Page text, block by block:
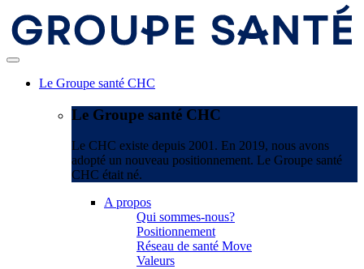
Le Groupe santé CHC
Le Groupe santé CHC
Le CHC existe depuis 2001. En 2019, nous avons
adopté un nouveau positionnement. Le Groupe santé
CHC était né.
A propos
Qui sommes-nous?
Positionnement
Réseau de santé Move
Valeurs